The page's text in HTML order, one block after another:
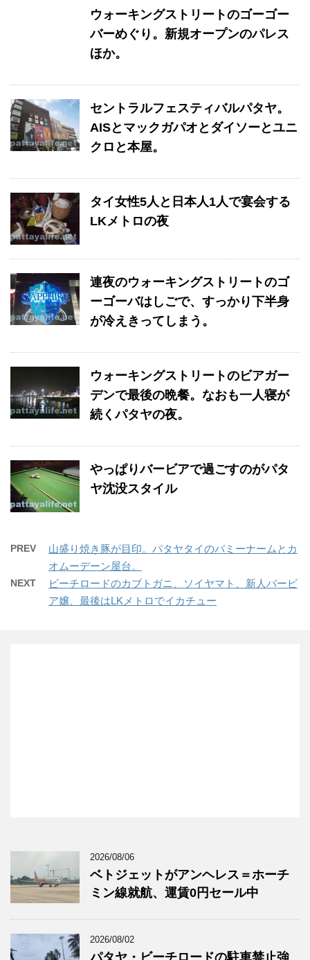
ウォーキングストリートのゴーゴー
バーめぐり。新規オープンのパレス
ほか。
セントラルフェスティバルパタヤ。
AISとマックガパオとダイソーとユニ
クロと本屋。
タイ女性5人と日本人1人で宴会する
LKメトロの夜
連夜のウォーキングストリートのゴ
ーゴーバはしごで、すっかり下半身
が冷えきってしまう。
ウォーキングストリートのビアガー
デンで最後の晩餐。なおも一人寝が
続くパタヤの夜。
やっぱりバービアで過ごすのがパタ
ヤ沈没スタイル
PREV
山盛り焼き豚が目印。パタヤタイのバミーナームとカ
オムーデーン屋台。
NEXT
ビーチロードのカブトガニ、ソイヤマト、新人バービ
ア嬢、最後はLKメトロでイカチュー
2026/08/06
ベトジェットがアンヘレス＝ホーチ
ミン線就航、運賃0円セール中
2026/08/02